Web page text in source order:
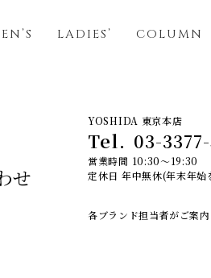
LADIES’ COLUMN
せ
YOSHIDA 東京本店
Tel. 03-
営業時間 10:30～19:30
定休日 年中無休(年末年始
各ブランド担当者がご案